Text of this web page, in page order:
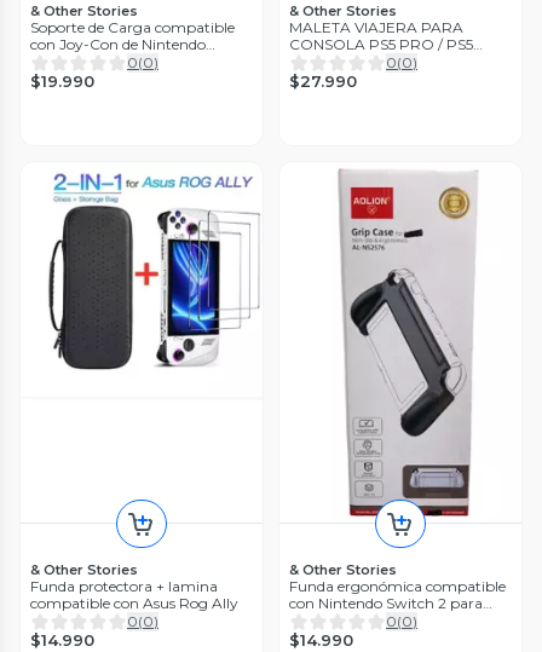
& Other Stories
Soporte de Carga compatible
con Joy-Con de Nintendo
Switch 2
0(0)
$19.990
& Other Stories
MALETA VIAJERA PARA
CONSOLA PS5 PRO / PS5
PORTAL/ SLIM
0(0)
$27.990
& Other Stories
Funda protectora + lamina
compatible con Asus Rog Ally
0(0)
$14.990
& Other Stories
Funda ergonómica compatible
con Nintendo Switch 2 para
mayor comodidad
0(0)
$14.990